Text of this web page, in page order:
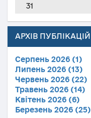
31
АРХІВ ПУБЛІКАЦІЙ
Серпень 2026 (1)
Липень 2026 (13)
Червень 2026 (22)
Травень 2026 (14)
Квітень 2026 (6)
Березень 2026 (25)